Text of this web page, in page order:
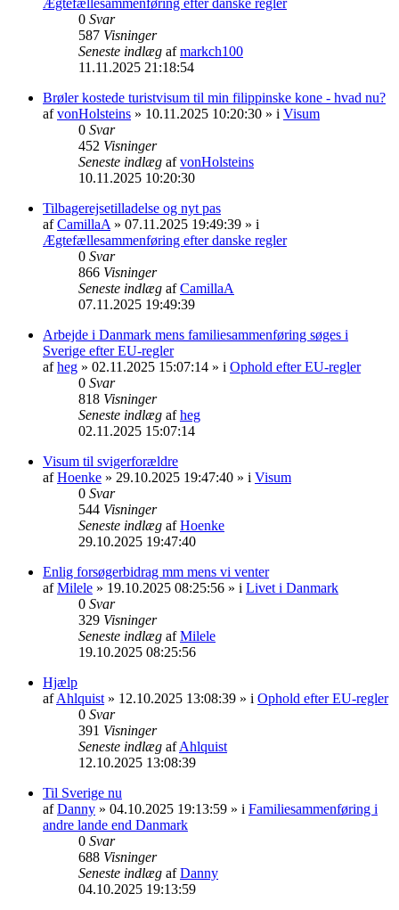
0 Svar
587 Visninger
Seneste indlæg afmarkch100
11.11.2025 21:18:54
Brøler kostede turistvisum til min filippinske kone - hvad nu?
afvonHolsteins » 10.11.2025 10:20:30 » i Visum
0 Svar
452 Visninger
Seneste indlæg afvonHolsteins
10.11.2025 10:20:30
Tilbagerejsetilladelse og nyt pas
afCamillaA » 07.11.2025 19:49:39 » i
Ægtefællesammenføring efter danske regler
0 Svar
866 Visninger
Seneste indlæg afCamillaA
07.11.2025 19:49:39
Arbejde i Danmark mens familiesammenføring søges i
Sverige efter EU-regler
afheg » 02.11.2025 15:07:14 » i Ophold efter EU-regler
0 Svar
818 Visninger
Seneste indlæg afheg
02.11.2025 15:07:14
Visum til svigerforældre
afHoenke » 29.10.2025 19:47:40 » i Visum
0 Svar
544 Visninger
Seneste indlæg afHoenke
29.10.2025 19:47:40
Enlig forsøgerbidrag mm mens vi venter
afMilele » 19.10.2025 08:25:56 » i Livet i Danmark
0 Svar
329 Visninger
Seneste indlæg afMilele
19.10.2025 08:25:56
Hjælp
afAhlquist » 12.10.2025 13:08:39 » i Ophold efter EU-regler
0 Svar
391 Visninger
Seneste indlæg afAhlquist
12.10.2025 13:08:39
Til Sverige nu
afDanny » 04.10.2025 19:13:59 » i Familiesammenføring i
andre lande end Danmark
0 Svar
688 Visninger
Seneste indlæg afDanny
04.10.2025 19:13:59